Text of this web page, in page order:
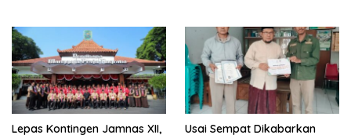
Lepas Kontingen Jamnas XII, Usai Sempat Dikabarkan